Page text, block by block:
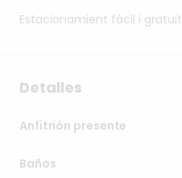
Estacionamient fàcil i gratuït
Detalles
Anfitrión presente
Baños